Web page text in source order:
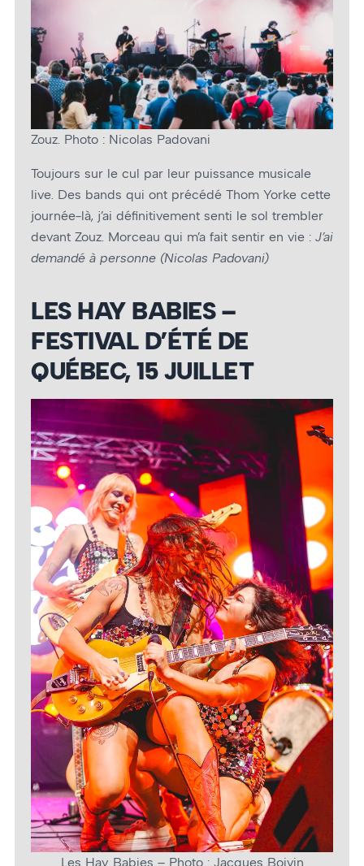
Zouz. Photo : Nicolas Padovani
Toujours sur le cul par leur puissance musicale
live. Des bands qui ont précédé Thom Yorke cette
journée-là, j’ai définitivement senti le sol trembler
devant Zouz. Morceau qui m’a fait sentir en vie : J’ai
demandé à personne (Nicolas Padovani)
LES HAY BABIES –
FESTIVAL D’ÉTÉ DE
QUÉBEC, 15 JUILLET
Les Hay Babies – Photo : Jacques Boivin